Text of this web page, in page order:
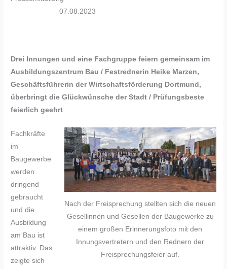
07.08.2023
Drei Innungen und eine Fachgruppe feiern gemeinsam im
Ausbildungszentrum Bau / Festrednerin Heike Marzen,
Geschäftsführerin der Wirtschaftsförderung Dortmund,
überbringt die Glückwünsche der Stadt / Prüfungsbeste
feierlich geehrt
Nach der Freisprechung stellten sich die neuen
Gesellinnen und Gesellen der Baugewerke zu
einem großen Erinnerungsfoto mit den
Innungsvertretern und den Rednern der
Freisprechungsfeier auf.
Fachkräfte
im
Baugewerbe
werden
dringend
gebraucht
und die
Ausbildung
am Bau ist
attraktiv. Das
zeigte sich